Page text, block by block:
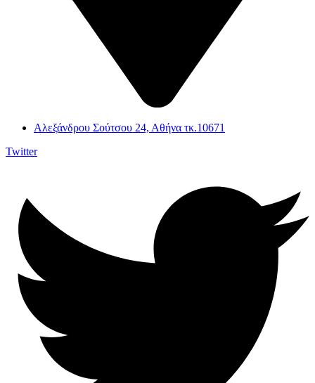
Αλεξάνδρου Σούτσου 24, Αθήνα τκ.10671
Twitter